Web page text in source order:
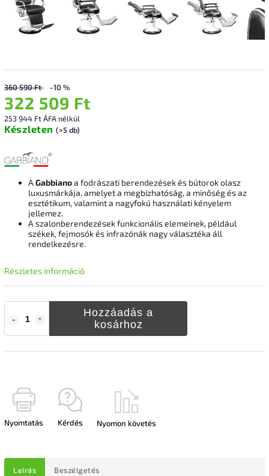
360 590 Ft –10 %
322 509 Ft
253 944 Ft ÁFA nélkül
Készleten (>5 db)
Hozzáadás a
kosárhoz
A Gabbianoa fodrászati berendezések és bútorok olasz
luxusmárkája, amelyet a megbízhatóság, a minőség és az
esztétikum, valamint a nagyfokú használati kényelem
jellemez.
A szalonberendezések funkcionális elemeinek, például
székek, fejmosók és infrazónák nagy választéka áll
rendelkezésre.
Részletes információ
Nyomtatás Kérdés Nyomon követés
Leírás Beszélgetés